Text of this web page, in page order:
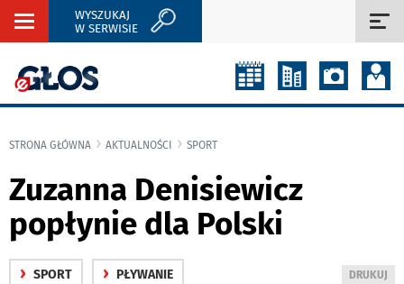
Rozwiń
WYSZUKAJ
W SERWISIE
STRONA GŁÓWNA AKTUALNOŚCI SPORT
Zuzanna Denisiewicz
popłynie dla Polski
› SPORT › PŁYWANIE
WYDRUKUJ
DRUKUJ